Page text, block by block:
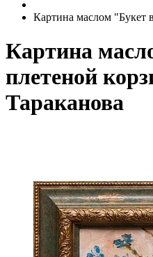
Картина маслом "Букет
Картина
плетеной
Тараканова